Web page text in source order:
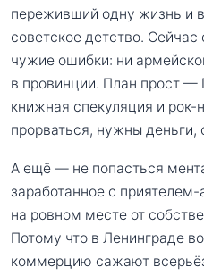
переживший одну жизнь и
советское детство. Сейчас
чужие ошибки: ни
в провинции. План прост —
книжная спекуляция и рок-
прорваться, нужны деньги,
А ещё — не попасться
заработанное с
на ровном месте от
Потому что в Ленинграде
коммерцию сажают